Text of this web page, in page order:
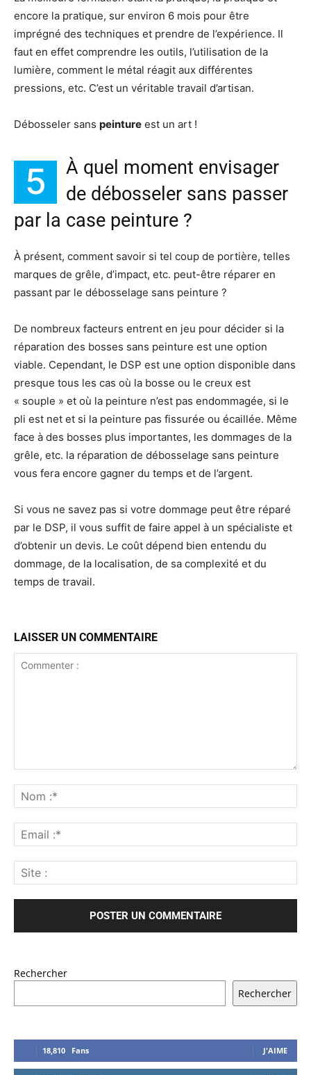
encore la pratique, sur environ 6 mois pour être
imprégné des techniques et prendre de l’expérience. Il
faut en effet comprendre les outils, l’utilisation de la
lumière, comment le métal réagit aux différentes
pressions, etc. C’est un véritable travail d’artisan.
Débosseler sans peinture est un art !
5
À quel moment envisager
de débosseler sans passer
par la case peinture ?
À présent, comment savoir si tel coup de portière, telles
marques de grêle, d’impact, etc. peut-être réparer en
passant par le débosselage sans peinture ?
De nombreux facteurs entrent en jeu pour décider si la
réparation des bosses sans peinture est une option
viable. Cependant, le DSP est une option disponible dans
presque tous les cas où la bosse ou le creux est
« souple » et où la peinture n’est pas endommagée, si le
pli est net et si la peinture pas fissurée ou écaillée. Même
face à des bosses plus importantes, les dommages de la
grêle, etc. la réparation de débosselage sans peinture
vous fera encore gagner du temps et de l’argent.
Si vous ne savez pas si votre dommage peut être réparé
par le DSP, il vous suffit de faire appel à un spécialiste et
d’obtenir un devis. Le coût dépend bien entendu du
dommage, de la localisation, de sa complexité et du
temps de travail.
LAISSER UN COMMENTAIRE
Rechercher
Rechercher
18,810 Fans J'AIME